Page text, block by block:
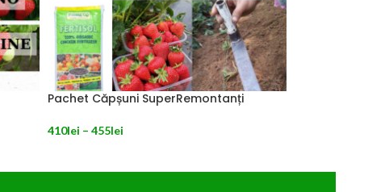
Pachet Căpșuni SuperRemontanți
410lei – 455lei